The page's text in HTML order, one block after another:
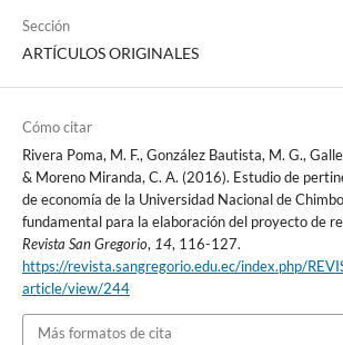
Sección
ARTÍCULOS ORIGINALES
Cómo citar
Rivera Poma, M. F., González Bautista, M. G.,
& Moreno Miranda, C. A. (2016). Estudio de
de economía de la Universidad Nacional de
fundamental para la elaboración del proyecto de
Revista San Gregorio, 14, 116-127.
https://revista.sangregorio.edu.ec/index.php/
article/view/244
Más formatos de cita